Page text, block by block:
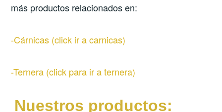
más productos relacionados en:
-Cárnicas (click ir a carnicas)
-Ternera (click para ir a ternera)
Nuestros productos: